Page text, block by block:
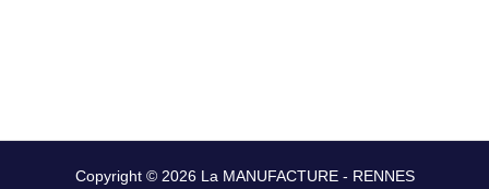
Copyright © 2026 La MANUFACTURE - RENNES